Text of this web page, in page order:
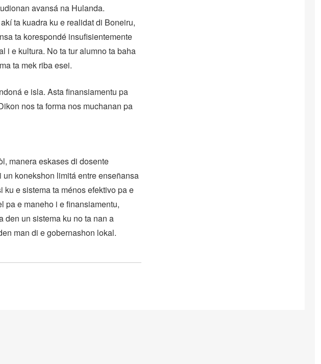
avansá na Hulanda.
ta kuadra ku e realidat di Boneiru,
ta korespondé insufisientemente
i e kultura. No ta tur alumno ta baha
ta mek riba esei.
e isla. Asta finansiamentu pa
nos ta forma nos muchanan pa
manera eskases di dosente
konekshon limitá entre enseñansa
e sistema ta ménos efektivo pa e
pa e maneho i e finansiamentu,
den un sistema ku no ta nan a
man di e gobernashon lokal.